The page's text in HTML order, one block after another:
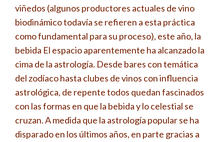
viñedos (algunos productores actuales de vino
biodinámico todavía se refieren a esta práctica
como fundamental para su proceso), este año, la
bebida El espacio aparentemente ha alcanzado la
cima de la astrología. Desde bares con temática
del zodíaco hasta clubes de vinos con influencia
astrológica, de repente todos quedan fascinados
con las formas en que la bebida y lo celestial se
cruzan. A medida que la astrología popular se ha
disparado en los últimos años, en parte gracias a